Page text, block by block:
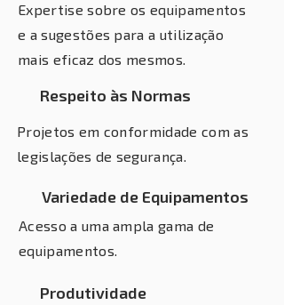
Expertise sobre os equipamentos
e a sugestões para a utilização
mais eficaz dos mesmos.
Respeito às Normas
Projetos em conformidade com as
legislações de segurança.
Variedade de Equipamentos
Acesso a uma ampla gama de
equipamentos.
Produtividade